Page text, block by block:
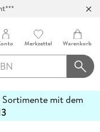
Merkzettel Warenkorb
mit dem